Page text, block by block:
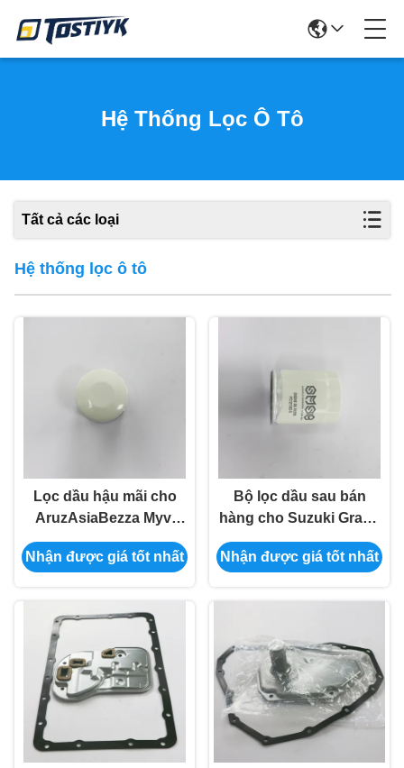
Hệ Thống Lọc Ô Tô
Tất cả các loại
Hệ thống lọc ô tô
Lọc dầu hậu mãi cho
AruzAsiaBezza Myvi
15601-P2A14-S
Nhận được giá tốt nhất
Bộ lọc dầu sau bán
hàng cho Suzuki Grand
Vitara PC121102-S
Nhận được giá tốt nhất